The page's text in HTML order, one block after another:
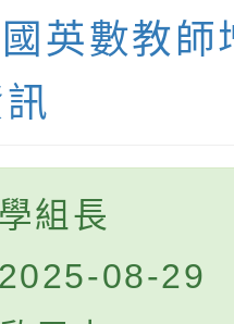
英數教師
組長
08-29